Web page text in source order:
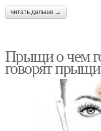
читать дальше →
Прыщи о чем
говорят